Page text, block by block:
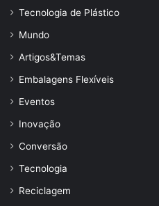
Tecnologia de Plástico
Mundo
Artigos&Temas
Embalagens Flexíveis
Eventos
Inovação
Conversão
Tecnologia
Reciclagem